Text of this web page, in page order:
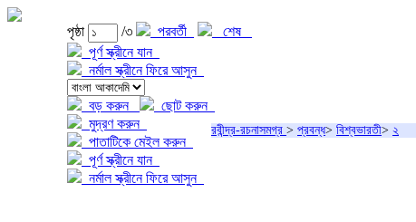
পৃষ্ঠা /৩ পরবর্তী
শেষ
পূর্ণ স্ক্রীনে যান
নর্মাল স্ক্রীনে ফিরে আসুন
বড় করুন
ছোট করুন
মুদ্রণ করুন
পাতাটিকে মেইল করুন
পূর্ণ স্ক্রীনে যান
নর্মাল স্ক্রীনে ফিরে আসুন
রবীন্দ্র-রচনাসমগ্র > প্রবন্ধ> বিশ্বভারতী> ২